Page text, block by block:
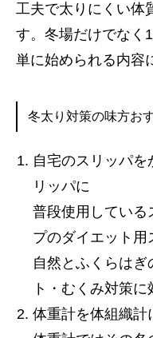
工夫で太りにくい体
す。冬場だけでなく
単に始められる内容
冬太り対策の味方お
自宅のスリッパを
リッパに
普段使用している
プのダイエット用
自然とふくらはぎ
ト・むくみ対策に
体重計を体組織計